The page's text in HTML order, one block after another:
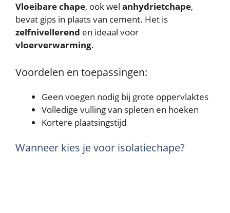
Vloeibare chape, ook wel anhydrietchape,
bevat gips in plaats van cement. Het is
zelfnivellerend en ideaal voor
vloerverwarming.
Voordelen en toepassingen:
Geen voegen nodig bij grote oppervlaktes
Volledige vulling van spleten en hoeken
Kortere plaatsingstijd
Wanneer kies je voor isolatiechape?